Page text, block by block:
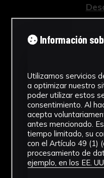
Información
Utilizamos servicios
a optimizar nuestro
poder utilizar estos
consentimiento. Al
acepta
antes mencionado.
tiempo limitado, su
con el Artículo 49 (1)
procesamiento de
ejemplo, en los EE. UU.